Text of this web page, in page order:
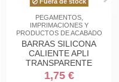
PEGAMENTOS,
IMPRIMACIONES Y
PRODUCTOS DE ACABADO
BARRAS SILICONA
CALIENTE APLI
TRANSPARENTE
BLISTER 10 UNIDADES
1,75 €